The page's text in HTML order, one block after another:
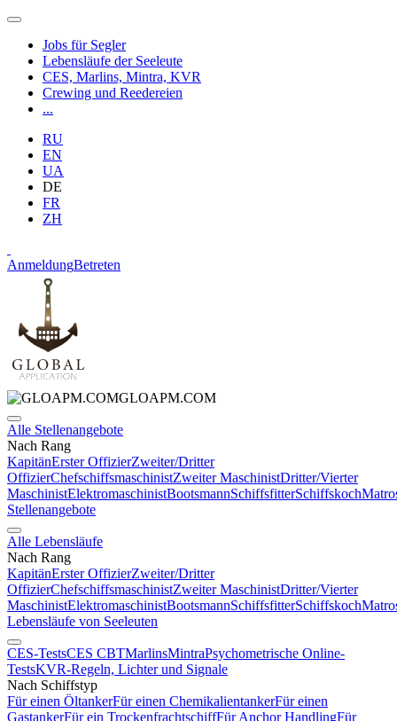
Jobs für Segler
Lebensläufe der Seeleute
CES, Marlins, Mintra, KVR
Crewing und Reedereien
...
RU
EN
UA
DE
FR
ZH
AnmeldungBetreten
GLOAPM.COM
Alle Stellenangebote
Nach Rang
KapitänErster OffizierZweiter/Dritter
OffizierChefschiffsmaschinistZweiter MaschinistDritter/Vierter
MaschinistElektromaschinistBootsmannSchiffsfitterSchiffskoch
Stellenangebote
Alle Lebensläufe
Nach Rang
KapitänErster OffizierZweiter/Dritter
OffizierChefschiffsmaschinistZweiter MaschinistDritter/Vierter
MaschinistElektromaschinistBootsmannSchiffsfitterSchiffskoch
Lebensläufe von Seeleuten
CES-TestsCES CBTMarlinsMintraPsychometrische Online-
TestsKVR-Regeln, Lichter und Signale
Nach Schiffstyp
Für einen ÖltankerFür einen ChemikalientankerFür einen
GastankerFür ein TrockenfrachtschiffFür Anchor HandlingFür